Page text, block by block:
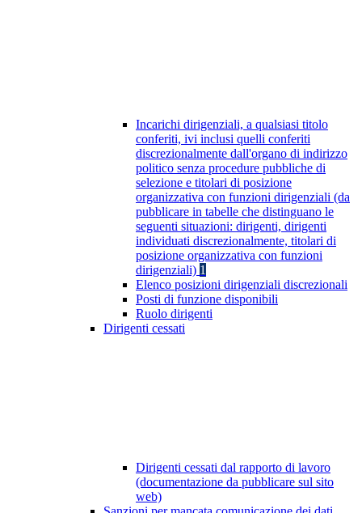
Incarichi dirigenziali, a qualsiasi titolo
conferiti, ivi inclusi quelli conferiti
discrezionalmente dall'organo di indirizzo
politico senza procedure pubbliche di
selezione e titolari di posizione
organizzativa con funzioni dirigenziali (da
pubblicare in tabelle che distinguano le
seguenti situazioni: dirigenti, dirigenti
individuati discrezionalmente, titolari di
posizione organizzativa con funzioni
dirigenziali) 1
Elenco posizioni dirigenziali discrezionali
Posti di funzione disponibili
Ruolo dirigenti
Dirigenti cessati
Dirigenti cessati dal rapporto di lavoro
(documentazione da pubblicare sul sito
web)